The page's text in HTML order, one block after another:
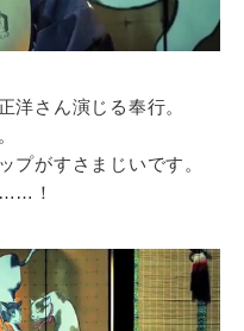
洋さん演じる奉行。
プがすさまじいです。
……！